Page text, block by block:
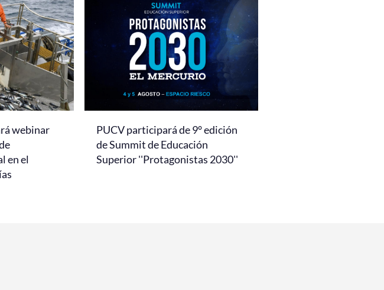
webinar
en el
PUCV participará de 9° edición
de Summit de Educación
Superior ''Protagonistas 2030''